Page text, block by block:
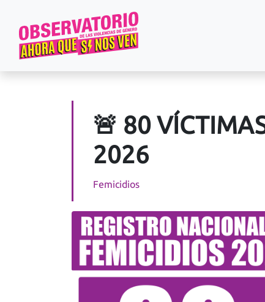
🚨 80
2026
Femicidios